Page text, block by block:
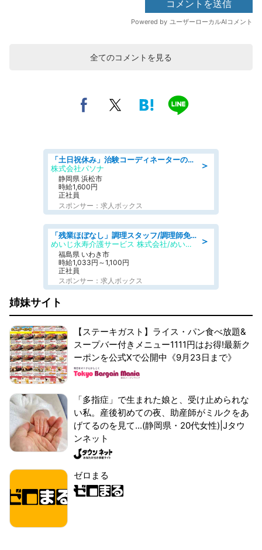
全てのコメントを見る
＞
「土日祝休み」治験コーディネーターのお仕事/未経験OK
株式会社パソナ
静岡県 浜松市
時給1,600円
正社員
スポンサー：求人ボックス
＞
「残業ほぼなし」調理スタッフ/調理師免許必須/正職員/日勤のみ/住宅型有料老人ホーム
めいじ永寿介護サービス 株式会社/めいじ永寿介護サービスセンター
福島県 いわき市
時給1,033円～1,100円
正社員
スポンサー：求人ボックス
姉妹サイト
【ステーキガスト】ライス・パン食べ放題&
スープバー付きメニュー1111円はお得!最新ク
ーポンを公式Xで公開中《9月23日まで》
「多指症」で生まれた娘と、受け止められな
い私。産後初めての夜、助産師がミルクをあ
げてるのを見て...(静岡県・20代女性)|Jタウ
ンネット
ゼロまる